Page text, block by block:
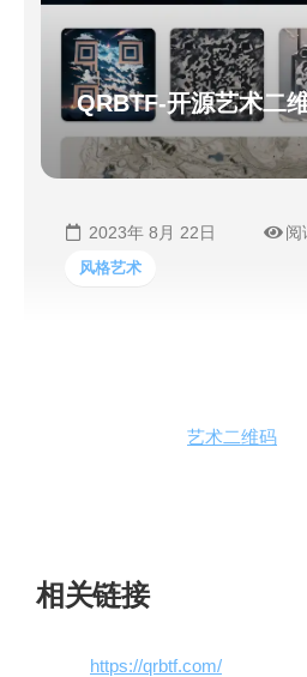
QRBTF-开源艺术二
2023年 8月 22日 阅
风格艺术
艺术二维码
相关链接
https://qrbtf.com/